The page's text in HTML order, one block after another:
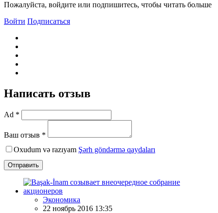
Пожалуйста, войдите или подпишитесь, чтобы читать больше
Войти Подписаться
Написать отзыв
Ad *
Ваш отзыв *
Oxudum və razıyam Şərh göndərmə qaydaları
Отправить
Экономика
22 ноябрь 2016 13:35